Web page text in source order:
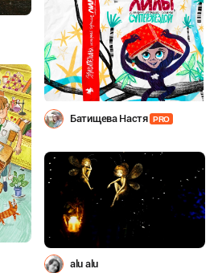
Батищева Настя PRO
alu alu